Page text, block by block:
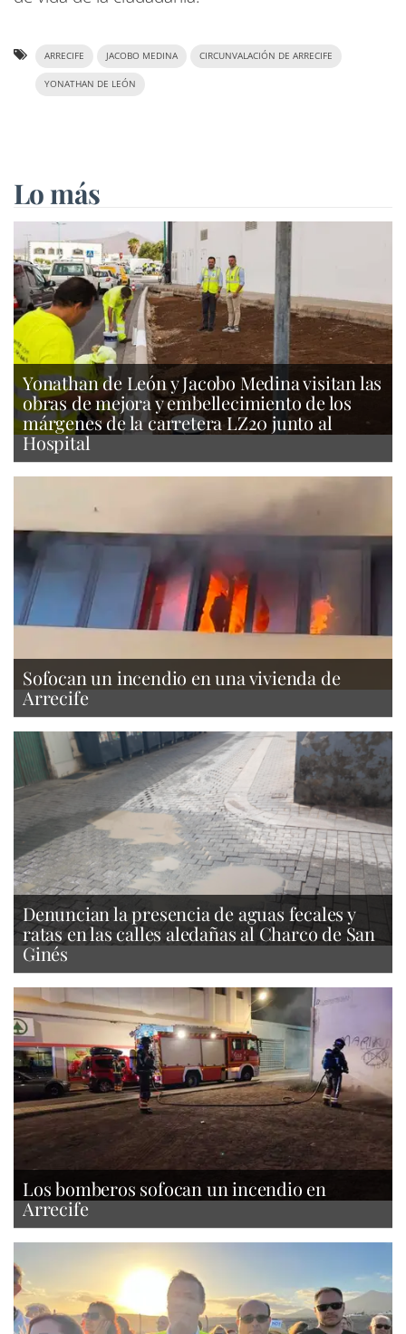
ARRECIFE JACOBO MEDINA CIRCUNVALACIÓN DE ARRECIFE
YONATHAN DE LEÓN
Lo más
Yonathan de León y Jacobo Medina visitan las
obras de mejora y embellecimiento de los
márgenes de la carretera LZ20 junto al
Hospital
Sofocan un incendio en una vivienda de
Arrecife
Denuncian la presencia de aguas fecales y
ratas en las calles aledañas al Charco de San
Ginés
Los bomberos sofocan un incendio en
Arrecife